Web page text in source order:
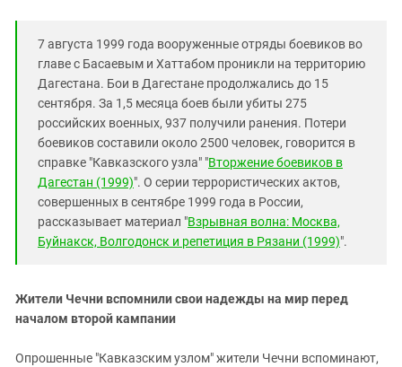
7 августа 1999 года вооруженные отряды боевиков во
главе с Басаевым и Хаттабом проникли на территорию
Дагестана. Бои в Дагестане продолжались до 15
сентября. За 1,5 месяца боев были убиты 275
российских военных, 937 получили ранения. Потери
боевиков составили около 2500 человек, говорится в
справке "Кавказского узла" "Вторжение боевиков в
Дагестан (1999)". О серии террористических актов,
совершенных в сентябре 1999 года в России,
рассказывает материал "Взрывная волна: Москва,
Буйнакск, Волгодонск и репетиция в Рязани (1999)".
Жители Чечни вспомнили свои надежды на мир перед
началом второй кампании
Опрошенные "Кавказским узлом" жители Чечни вспоминают,